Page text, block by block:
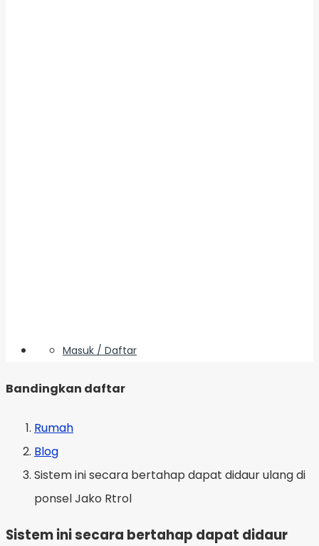
Masuk / Daftar
Bandingkan daftar
Rumah
Blog
Sistem ini secara bertahap dapat didaur ulang di
ponsel Jako Rtrol
Sistem ini secara bertahap dapat didaur